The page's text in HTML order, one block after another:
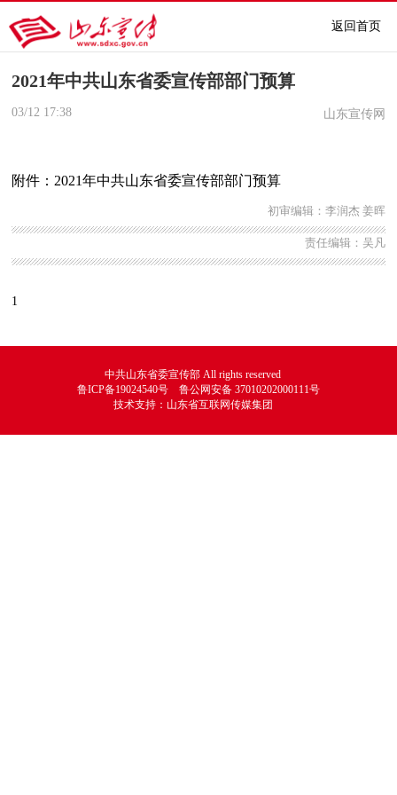
返回首页
2021年中共山东省委宣传部部门预算
03/12 17:38 山东宣传网
附件： 2021年中共山东省委宣传部部门预算
初审编辑：李润杰 姜晖
责任编辑：吴凡
1
中共山东省委宣传部 All rights reserved
鲁ICP备19024540号 鲁公网安备 37010202000111号
技术支持：山东省互联网传媒集团